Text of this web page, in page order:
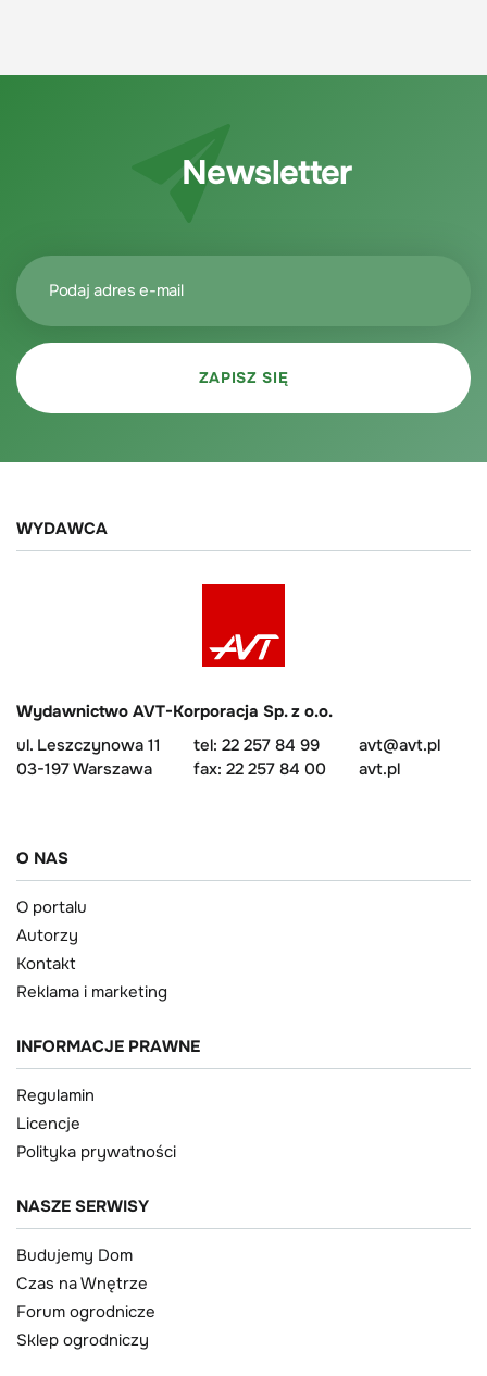
Newsletter
WYDAWCA
Wydawnictwo AVT-Korporacja Sp. z o.o.
ul. Leszczynowa 11
03-197 Warszawa
tel: 22 257 84 99
fax: 22 257 84 00
avt@avt.pl
avt.pl
O NAS
O portalu
Autorzy
Kontakt
Reklama i marketing
INFORMACJE PRAWNE
Regulamin
Licencje
Polityka prywatności
NASZE SERWISY
Budujemy Dom
Czas na Wnętrze
Forum ogrodnicze
Sklep ogrodniczy